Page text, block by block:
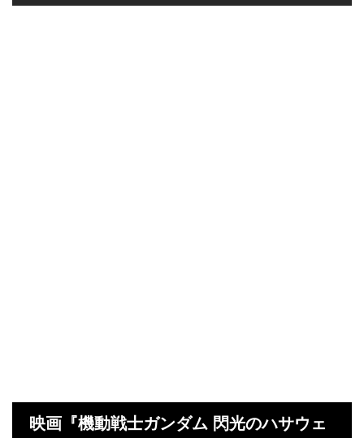
映画『機動戦士ガンダム 閃光のハサウェ